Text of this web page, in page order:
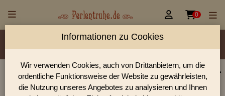
 0
Material/Glassorte Sorte/Form Farbe
Größen
Lochdurchmesser
Perlen Shop für facettierte Glasperlen facettiert opak
Linsen/Scheiben
Informationen zu Cookies
Wir verwenden Cookies, auch von Drittanbietern, um die
ordentliche Funktionsweise der Website zu gewährleisten,
die Nutzung unseres Angebotes zu analysieren und Ihnen